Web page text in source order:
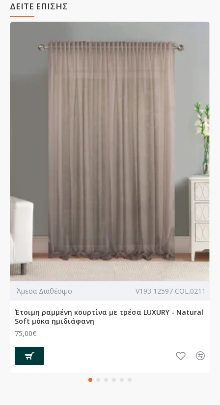
ΔΕΙΤΕ ΕΠΙΣΗΣ
Άμεσα Διαθέσιμο V193 12597 COL.0211
Έτοιμη ραμμένη κουρτίνα με τρέσα LUXURY - Natural
Soft μόκα ημιδιάφανη
75,00€